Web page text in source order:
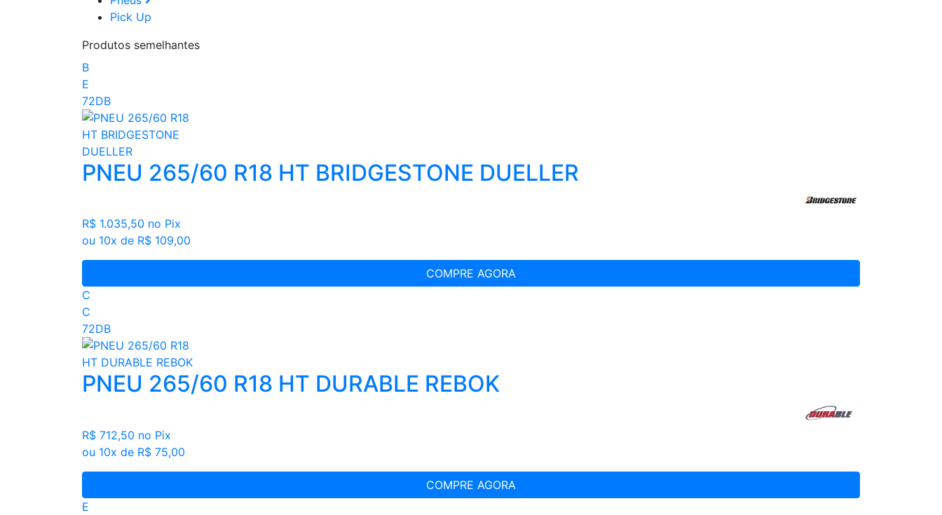
Pick Up
Produtos semelhantes
B
E
72DB
PNEU 265/60 R18 HT BRIDGESTONE DUELLER
R$ 1.035,50 no Pix
ou 10x de R$ 109,00
COMPRE AGORA
C
C
72DB
PNEU 265/60 R18 HT DURABLE REBOK
R$ 712,50 no Pix
ou 10x de R$ 75,00
COMPRE AGORA
E